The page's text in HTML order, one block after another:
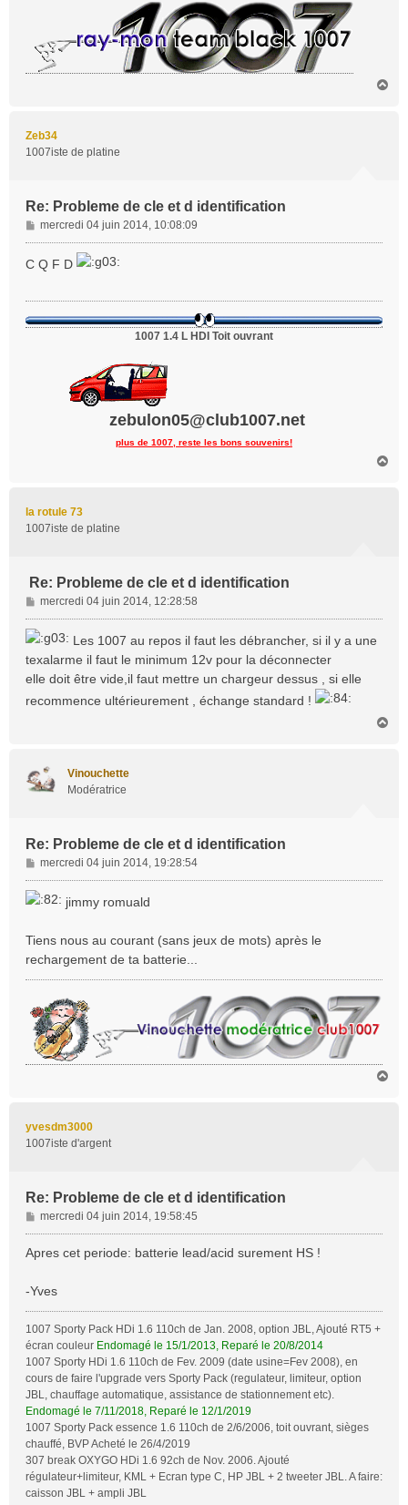
Zeb34
1007iste de platine
Re: Probleme de cle et d identification
M
e
s
e
mercredi 04 juin 2014, 10:08:09
C Q F D
1007 1.4 L HDI Toit ouvrant
zebulon05@club1007.net
plus de 1007, reste les bons souvenirs!
la rotule 73
1007iste de platine
Re: Probleme de cle et d identification
M
e
s
a
g
e
mercredi 04 juin 2014, 12:28:58
Les 1007 au repos il faut les débrancher, si il y a une
texalarme il faut le minimum 12v pour la déconnecter
elle doit être vide,il faut mettre un chargeur dessus , si elle
recommence ultérieurement , échange standard !
Vinouchette
Modératrice
Re: Probleme de cle et d identification
M
e
s
g
e
mercredi 04 juin 2014, 19:28:54
jimmy romuald
Tiens nous au courant (sans jeux de mots) après le
rechargement de ta batterie...
yvesdm3000
1007iste d'argent
Re: Probleme de cle et d identification
M
e
s
g
e
mercredi 04 juin 2014, 19:58:45
Apres cet periode: batterie lead/acid surement HS !
-Yves
1007 Sporty Pack HDi 1.6 110ch de Jan. 2008, option JBL, Ajouté RT5 +
écran couleur Endomagé le 15/1/2013, Reparé le 20/8/2014
1007 Sporty HDi 1.6 110ch de Fev. 2009 (date usine=Fev 2008), en
cours de faire l'upgrade vers Sporty Pack (regulateur, limiteur, option
JBL, chauffage automatique, assistance de stationnement etc).
Endomagé le 7/11/2018, Reparé le 12/1/2019
1007 Sporty Pack essence 1.6 110ch de 2/6/2006, toit ouvrant, sièges
chauffé, BVP Acheté le 26/4/2019
307 break OXYGO HDi 1.6 92ch de Nov. 2006. Ajouté
régulateur+limiteur, KML + Ecran type C, HP JBL + 2 tweeter JBL. A faire:
caisson JBL + ampli JBL